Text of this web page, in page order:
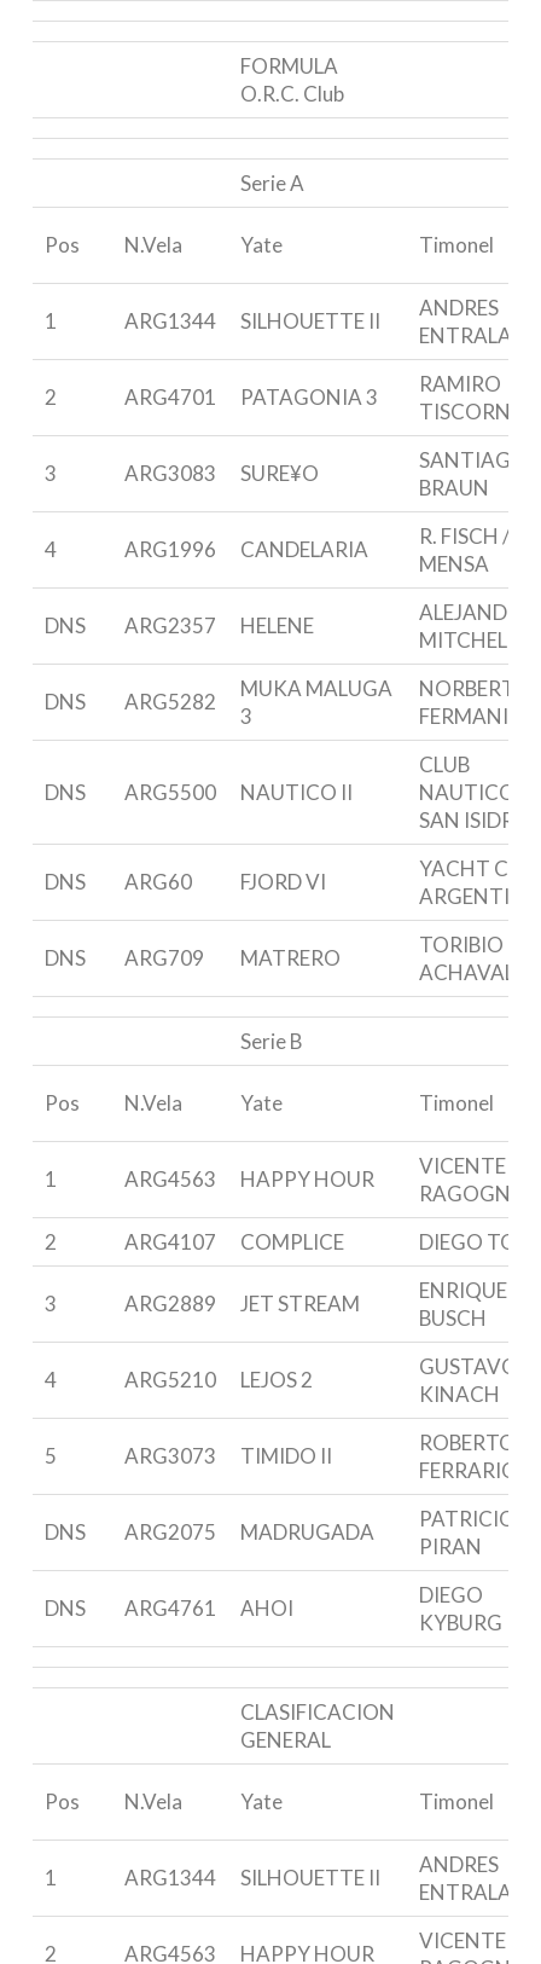
FORMULA
O.R.C. Club
Serie A
Pos N.Vela Yate Timonel
1 ARG1344 SILHOUETTE II
ANDRES
ENTRALA
2 ARG4701 PATAGONIA 3
RAMIRO
TISCORNIA
3 ARG3083 SURE¥O
SANTIAGO
BRAUN
4 ARG1996 CANDELARIA
R. FISCH / P.
MENSA
DNS ARG2357 HELENE
ALEJANDRO
MITCHELL
DNS ARG5282
MUKA MALUGA
3
NORBERTO
FERMANI
DNS ARG5500 NAUTICO II
CLUB
NAUTICO
SAN ISIDRO
DNS ARG60 FJORD VI
YACHT
ARGENTINO
DNS ARG709 MATRERO
TORIBIO DE
ACHAVAL
Serie B
Pos N.Vela Yate Timonel
1 ARG4563 HAPPY HOUR
VICENTE
2
ARG4107 COMPLICE DIEGO TOSI
3 ARG2889 JET STREAM
ENRIQUE G.
BUSCH
4 ARG5210 LEJOS 2
GUSTAVO
KINACH
5 ARG3073 TIMIDO II
ROBERTO
FERRARIO
DNS ARG2075 MADRUGADA
PATRICIO
PIRAN
DNS ARG4761 AHOI
DIEGO
KYBURG
CLASIFICACION
GENERAL
Pos N.Vela Yate Timonel
1 ARG1344 SILHOUETTE II
ANDRES
ENTRALA
2 ARG4563 HAPPY HOUR
VICENTE